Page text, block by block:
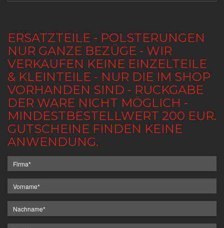
ERSATZTEILE - POLSTERUNGEN
NUR GANZE BEZÜGE - WIR
VERKAUFEN KEINE EINZELTEILE
& KLEINTEILE - NUR DIE IM SHOP
VORHANDEN SIND - RÜCKGABE
DER WARE NICHT MÖGLICH -
MINDESTBESTELLWERT 200 EUR.
GUTSCHEINE FINDEN KEINE
ANWENDUNG.